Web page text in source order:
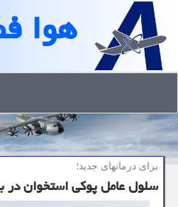
هوا
برای درمانهای جدید؛
سلول عامل پوكی استخوان